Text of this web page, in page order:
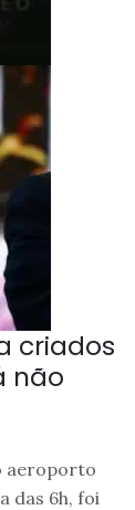
criados
não
aeroporto
das 6h, foi